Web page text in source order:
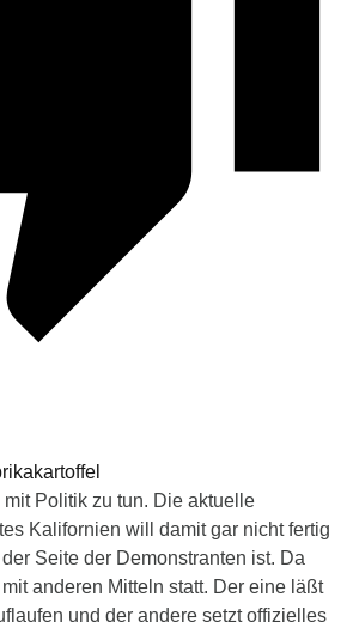
Politik zu tun. Die aktuelle
Kalifornien will damit gar nicht fertig
Seite der Demonstranten ist. Da
anderen Mitteln statt. Der eine läßt
und der andere setzt offizielles